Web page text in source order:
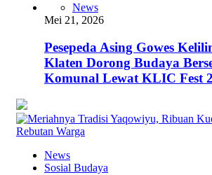
News
Mei 21, 2026
Pesepeda Asing Gowes
Klaten Dorong Budaya
Komunal Lewat KLIC Fest
News
Sosial Budaya